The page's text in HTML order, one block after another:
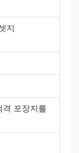
지
격 포장지를